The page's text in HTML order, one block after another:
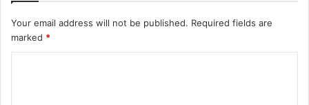
Your email address will not be published. Required fields are
marked *